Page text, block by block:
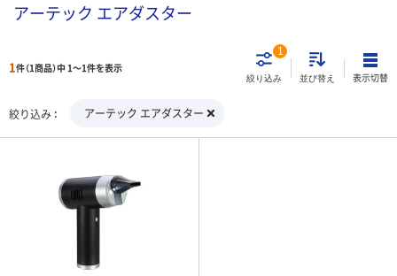
アーテック エアダスター
1件（1商品）中 1～1件を表示
絞り込み
1
並び替え 表示切替
絞り込み アーテック エアダスター